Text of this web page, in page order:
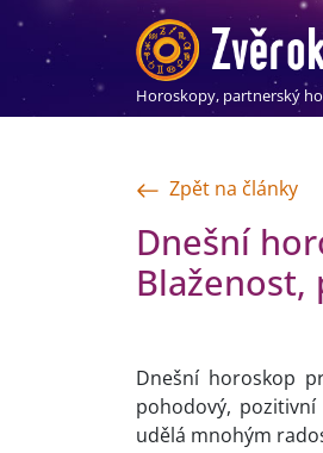
Horoskopy, partnerský
Zpět na články
Dnešní
Dnešní horoskop
pohodový,
udělá mnohým